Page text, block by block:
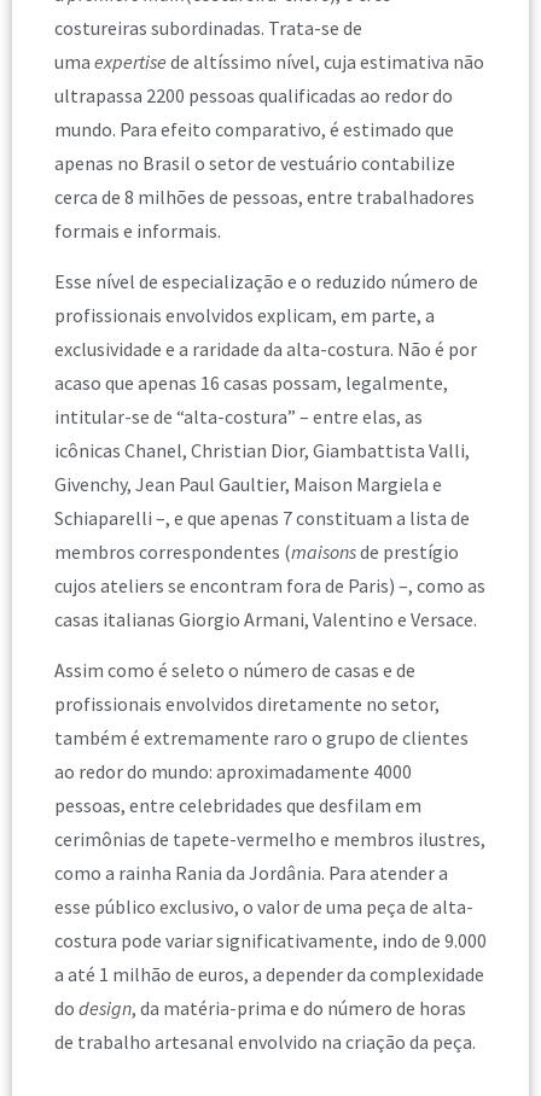
costureiras subordinadas. Trata-se de
uma expertise de altíssimo nível, cuja estimativa não
ultrapassa 2200 pessoas qualificadas ao redor do
mundo. Para efeito comparativo, é estimado que
apenas no Brasil o setor de vestuário contabilize
cerca de 8 milhões de pessoas, entre trabalhadores
formais e informais.
Esse nível de especialização e o reduzido número de
profissionais envolvidos explicam, em parte, a
exclusividade e a raridade da alta-costura. Não é por
acaso que apenas 16 casas possam, legalmente,
intitular-se de “alta-costura” – entre elas, as
icônicas Chanel, Christian Dior, Giambattista Valli,
Givenchy, Jean Paul Gaultier, Maison Margiela e
Schiaparelli –, e que apenas 7 constituam a lista de
membros correspondentes (maisonsde prestígio
cujos ateliers se encontram fora de Paris) –, como as
casas italianas Giorgio Armani, Valentino e Versace.
Assim como é seleto o número de casas e de
profissionais envolvidos diretamente no setor,
também é extremamente raro o grupo de clientes
ao redor do mundo: aproximadamente 4000
pessoas, entre celebridades que desfilam em
cerimônias de tapete-vermelho e membros ilustres,
como a rainha Rania da Jordânia. Para atender a
esse público exclusivo, o valor de uma peça de alta-
costura pode variar significativamente, indo de 9.000
a até 1 milhão de euros, a depender da complexidade
do design, da matéria-prima e do número de horas
de trabalho artesanal envolvido na criação da peça.